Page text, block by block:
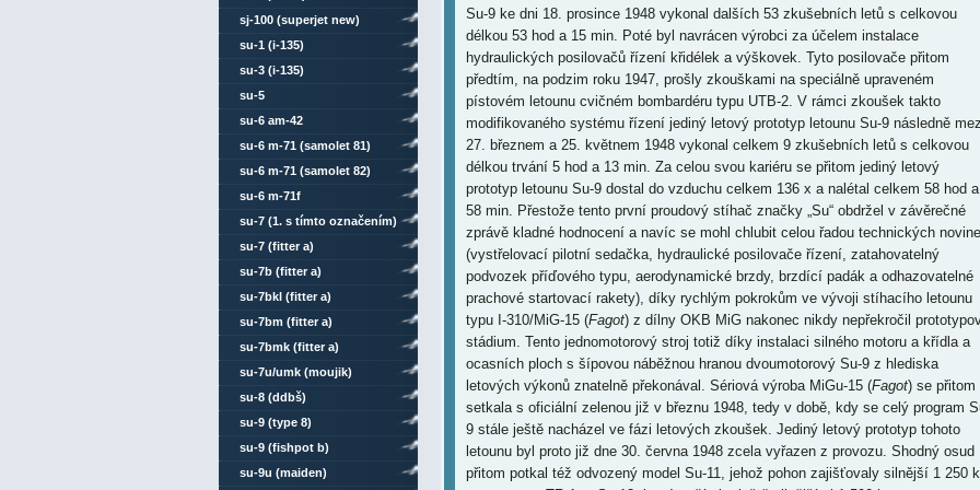
Su-9 ke dni 18. prosince 1948 vykonal dalších 53 zkušebních letů s celkovou
délkou 53 hod a 15 min. Poté byl navrácen výrobci za účelem instalace
hydraulických posilovačů řízení křidélek a výškovek. Tyto posilovače přitom
předtím, na podzim roku 1947, prošly zkouškami na speciálně upraveném
pístovém letounu cvičném bombardéru typu UTB-2. V rámci zkoušek takto
modifikovaného systému řízení jediný letový prototyp letounu Su-9 následně
27. březnem a 25. květnem 1948 vykonal celkem 9 zkušebních letů s celkovou
délkou trvání 5 hod a 13 min. Za celou svou kariéru se přitom jediný letový
prototyp letounu Su-9 dostal do vzduchu celkem 136 x a nalétal celkem 58 hod a
58 min. Přestože tento první proudový stíhač značky „Su“ obdržel v závěrečné
zprávě kladné hodnocení a navíc se mohl chlubit celou řadou technických
(vystřelovací pilotní sedačka, hydraulické posilovače řízení, zatahovatelný
podvozek příďového typu, aerodynamické brzdy, brzdící padák a odhazovatelné
prachové startovací rakety), díky rychlým pokrokům ve vývoji stíhacího letounu
typu I-310/MiG-15 (Fagot) z dílny OKB MiG nakonec nikdy nepřekročil
stádium. Tento jednomotorový stroj totiž díky instalaci silného motoru a křídla a
ocasních ploch s šípovou náběžnou hranou dvoumotorový Su-9 z hlediska
letových výkonů znatelně překonával. Sériová výroba MiGu-15 (Fagot) se přitom
setkala s oficiální zelenou již v březnu 1948, tedy v době, kdy se celý program
9 stále ještě nacházel ve fázi letových zkoušek. Jediný letový prototyp tohoto
letounu byl proto již dne 30. června 1948 zcela vyřazen z provozu. Shodný osud
přitom potkal též odvozený model Su-11, jehož pohon zajišťovaly silnější 1 250
sj-100 (superjet new)
su-1 (i-135)
su-3 (i-135)
su-5
su-6 am-42
su-6 m-71 (samolet 81)
su-6 m-71 (samolet 82)
su-6 m-71f
su-7 (1. s tímto označením)
su-7 (fitter a)
su-7b (fitter a)
su-7bkl (fitter a)
su-7bm (fitter a)
su-7bmk (fitter a)
su-7u/umk (moujik)
su-8 (ddbš)
su-9 (type 8)
su-9 (fishpot b)
su-9u (maiden)